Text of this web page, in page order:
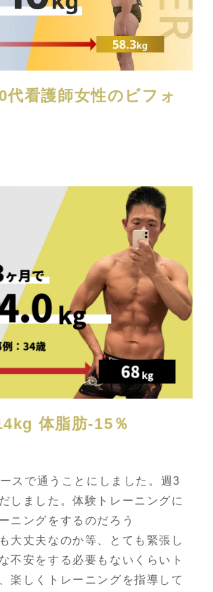
看護師女性のビフォ
体脂肪-15％
スで通うことにしました。週3
しました。体験トレーニングに
ニングをするのだろう
大丈夫なのか等、とても緊張し
不安をする必要もないくらいト
楽しくトレーニングを指導して